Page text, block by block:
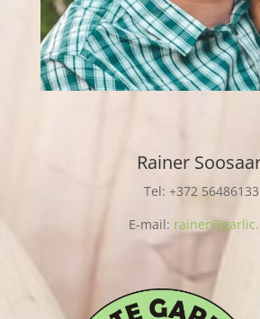
Rainer
Tel: +372 56486133
E-mail: